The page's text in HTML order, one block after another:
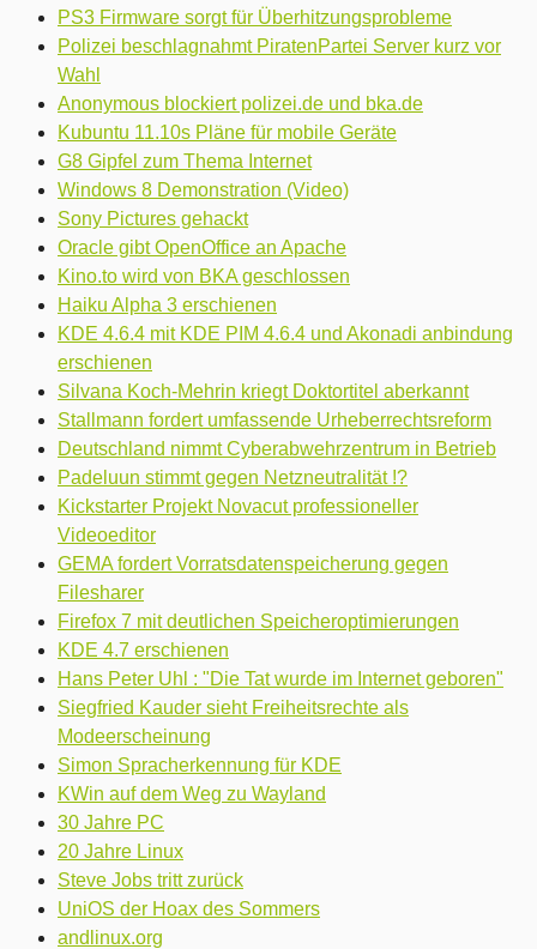
PS3 Firmware sorgt für Überhitzungsprobleme
Polizei beschlagnahmt PiratenPartei Server kurz vor
Wahl
Anonymous blockiert polizei.de und bka.de
Kubuntu 11.10s Pläne für mobile Geräte
G8 Gipfel zum Thema Internet
Windows 8 Demonstration (Video)
Sony Pictures gehackt
Oracle gibt OpenOffice an Apache
Kino.to wird von BKA geschlossen
Haiku Alpha 3 erschienen
KDE 4.6.4 mit KDE PIM 4.6.4 und Akonadi anbindung
erschienen
Silvana Koch-Mehrin kriegt Doktortitel aberkannt
Stallmann fordert umfassende Urheberrechtsreform
Deutschland nimmt Cyberabwehrzentrum in Betrieb
Padeluun stimmt gegen Netzneutralität !?
Kickstarter Projekt Novacut professioneller
Videoeditor
GEMA fordert Vorratsdatenspeicherung gegen
Filesharer
Firefox 7 mit deutlichen Speicheroptimierungen
KDE 4.7 erschienen
Hans Peter Uhl : "Die Tat wurde im Internet geboren"
Siegfried Kauder sieht Freiheitsrechte als
Modeerscheinung
Simon Spracherkennung für KDE
KWin auf dem Weg zu Wayland
30 Jahre PC
20 Jahre Linux
Steve Jobs tritt zurück
UniOS der Hoax des Sommers
andlinux.org